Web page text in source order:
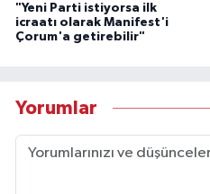
"Yeni Parti istiyorsa ilk
icraatı olarak Manifest'i
Çorum'a getirebilir"
Yorumlar